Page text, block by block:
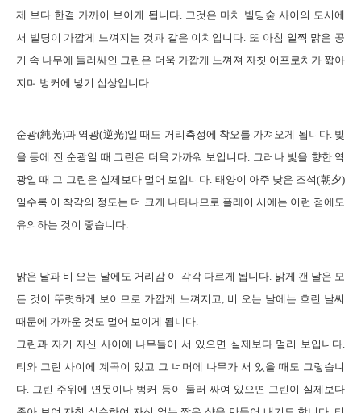
제 보다 한결 가까이 보이게 됩니다. 그것은 마치 빌딩숲 사이의 도시에
서 빌딩이 가깝게 느껴지는 것과 같은 이치입니다. 또 아침 일찍 맑은 공
기 속 나무에 둘러싸인 그린은 더욱 가깝게 느껴져 자칫 어프로치가 짧아
지며 벙커에 넣기 십상입니다.
순광(純光)과 역광(逆光)일 때도 거리측정에 착오를 가져오게 됩니다. 빛
을 등에 진 순광일 때 그린은 더욱 가까워 보입니다. 그러나 빛을 향한 역
광일 때 그 그린은 실제보다 멀어 보입니다. 태양이 아주 낮은 조석(朝夕)
일수록 이 착각의 정도는 더 크게 나타나므로 플레이 시에는 이런 점에도
유의하는 것이 좋습니다.
맑은 날과 비 오는 날에도 거리감 이 각각 다르게 됩니다. 맑게 갠 날은 모
든 것이 뚜렷하게 보이므로 가깝게 느껴지고, 비 오는 날에는 흐린 날씨
때문에 가까운 것도 멀어 보이게 됩니다.
그린과 자기 자신 사이에 나무들이 서 있으면 실제보다 멀리 보입니다.
티와 그린 사이에 계곡이 있고 그 너머에 나무가 서 있을 때도 그렇습니
다. 그린 주위에 연못이나 벙커 등이 둘러 싸여 있으면 그린이 실제보다